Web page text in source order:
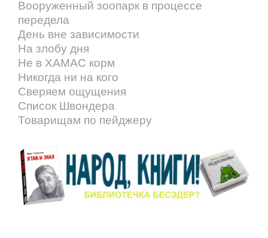
Вооруженный зоопарк в процессе
передела
День вне зависимости
На злобу дня
Не в ХАМАС корм
Никогда ни на кого
Сверяем ощущения
Список Швондера
Товарищам по пейджеру